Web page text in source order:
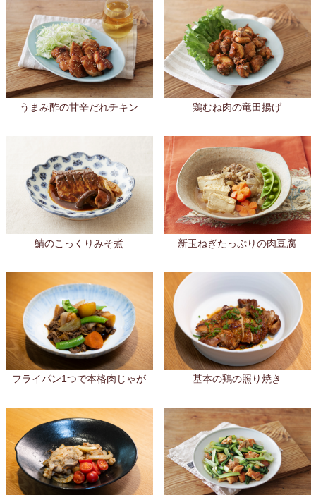
うまみ酢の甘辛だれチキン 鶏むね肉の竜田揚げ
鯖のこっくりみそ煮 新玉ねぎたっぷりの肉豆腐
フライパン1つで本格肉じゃが 基本の鶏の照り焼き